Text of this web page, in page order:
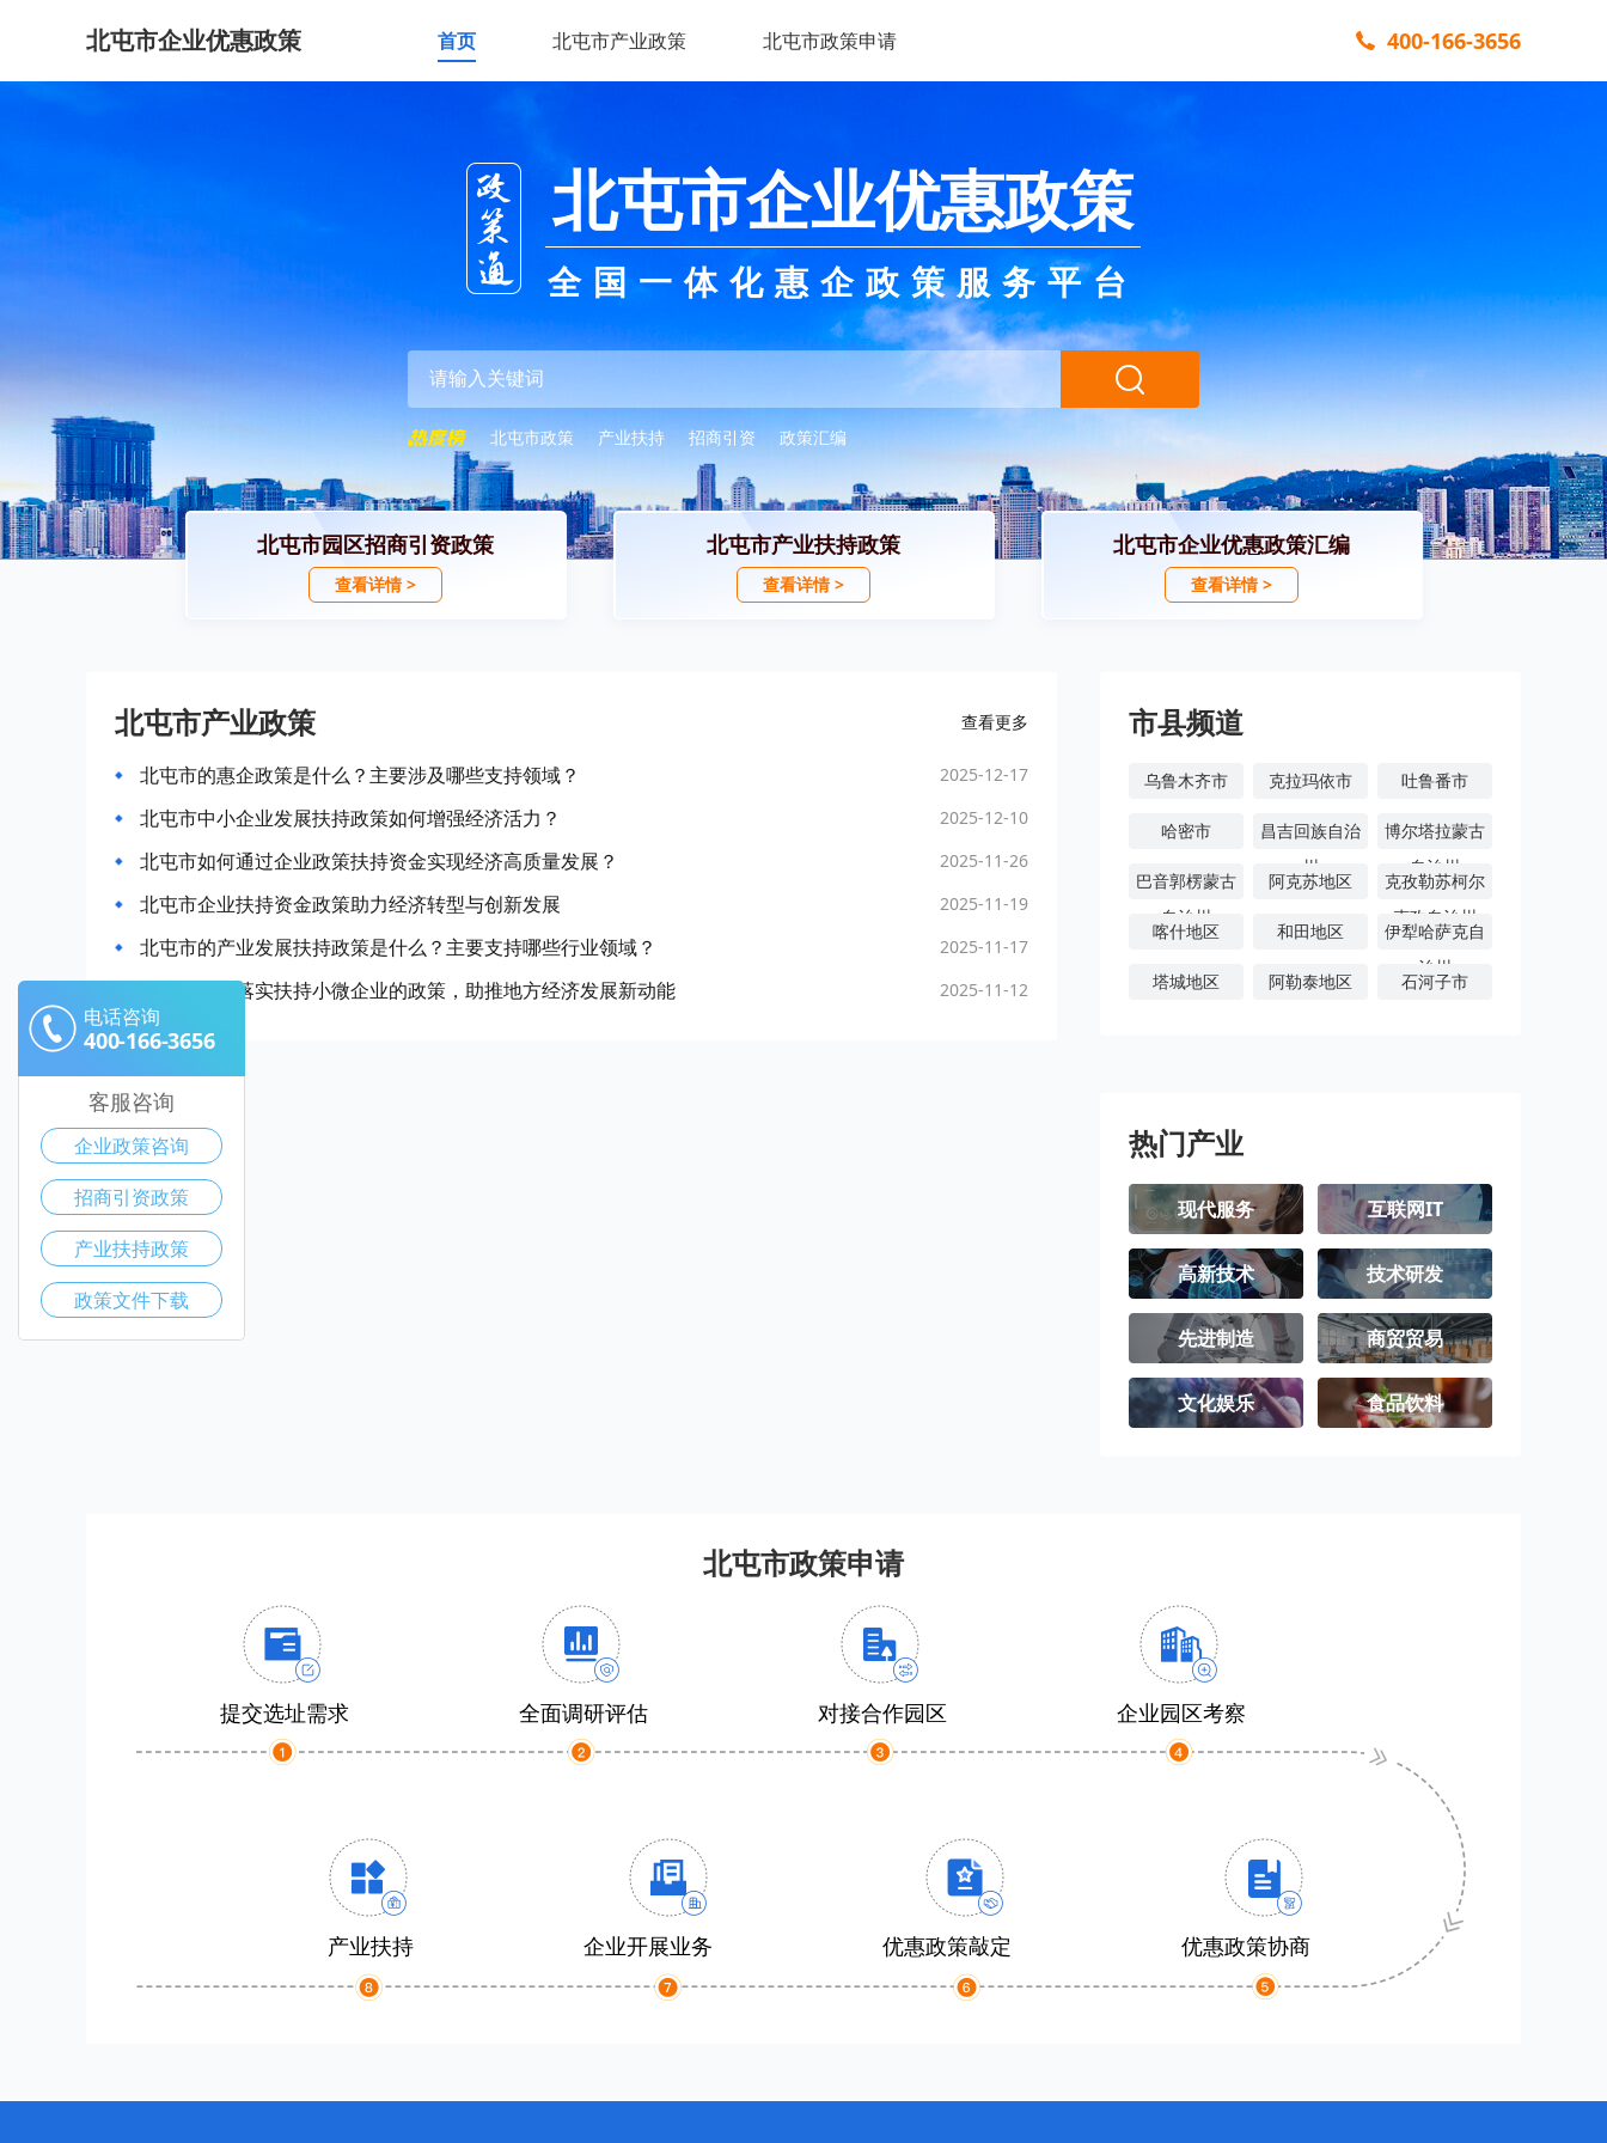
北屯市企业优惠政策 首页 北屯市产业政策 北屯市政策申请 400-166-3656
北屯市企业优惠政策
全国一体化惠企政策服务平台
北屯市政策 产业扶持 招商引资 政策汇编
北屯市园区招商引资政策
查看详情 >
北屯市产业扶持政策
查看详情 >
北屯市企业优惠政策汇编
查看详情 >
北屯市产业政策 查看更多
北屯市的惠企政策是什么？主要涉及哪些支持领域？ 2025-12-17
北屯市中小企业发展扶持政策如何增强经济活力？ 2025-12-10
北屯市如何通过企业政策扶持资金实现经济高质量发展？ 2025-11-26
北屯市企业扶持资金政策助力经济转型与创新发展 2025-11-19
北屯市的产业发展扶持政策是什么？主要支持哪些行业领域？ 2025-11-17
北屯市积极落实扶持小微企业的政策，助推地方经济发展新动能 2025-11-12
市县频道
乌鲁木齐市 克拉玛依市 吐鲁番市
哈密市
昌吉回族自治
州
博尔塔拉蒙古
自治州
巴音郭楞蒙古
自治州
阿克苏地区
克孜勒苏柯尔
克孜自治州
喀什地区 和田地区
伊犁哈萨克自
治州
塔城地区 阿勒泰地区 石河子市
可克达拉市
热门产业
现代服务 互联网IT
高新技术 技术研发
先进制造 商贸贸易
文化娱乐 食品饮料
北屯市政策申请
提交选址需求 全面调研评估 对接合作园区 企业园区考察
产业扶持 企业开展业务 优惠政策敲定 优惠政策协商
电话咨询
400-166-3656
客服咨询
企业政策咨询
招商引资政策
产业扶持政策
政策文件下载